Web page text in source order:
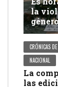
la
CRÓNICAS
NACIONAL
La
las